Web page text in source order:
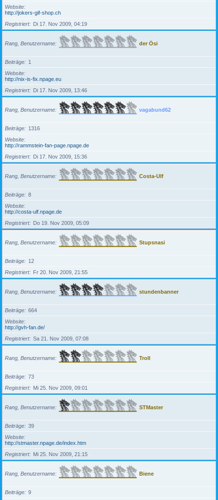
Website
http://jokers-gif-shop.ch
Registriert
Di 17. Nov 2009, 04:19
Rang, Benutzername der Ösi
Beiträge
1
Website
http://nix-is-fix.npage.eu
Registriert
Di 17. Nov 2009, 13:46
Rang, Benutzername vagabund62
Beiträge
1316
Website
http://rammstein-fan-page.npage.de
Registriert
Di 17. Nov 2009, 15:36
Rang, Benutzername Costa-Ulf
Beiträge
8
Website
http://costa-ulf.npage.de
Registriert
Do 19. Nov 2009, 05:09
Rang, Benutzername Stupsnasi
Beiträge
12
Registriert
Fr 20. Nov 2009, 21:55
Rang, Benutzername stundenbanner
Beiträge
664
Website
http://gvh-fan.de/
Registriert
Sa 21. Nov 2009, 07:08
Rang, Benutzername Troll
Beiträge
73
Registriert
Mi 25. Nov 2009, 09:01
Rang, Benutzername STMaster
Beiträge
39
Website
http://stmaster.npage.de/index.htm
Registriert
Mi 25. Nov 2009, 21:15
Rang, Benutzername Biene
Beiträge
9